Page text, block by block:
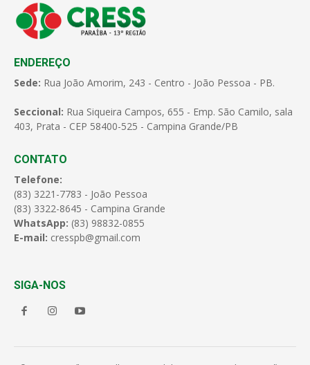
ENDEREÇO
Sede: Rua João Amorim, 243 - Centro - João Pessoa - PB.
Seccional: Rua Siqueira Campos, 655 - Emp. São Camilo, sala
403, Prata - CEP 58400-525 - Campina Grande/PB
CONTATO
Telefone:
(83) 3221-7783 - João Pessoa
(83) 3322-8645 - Campina Grande
WhatsApp: (83) 98832-0855
E-mail: cresspb@gmail.com
SIGA-NOS